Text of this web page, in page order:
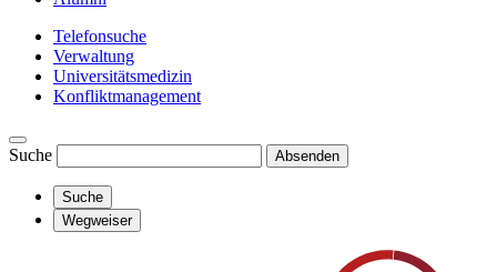
Telefonsuche
Verwaltung
Universitätsmedizin
Konfliktmanagement
Suche Absenden
Suche
Wegweiser